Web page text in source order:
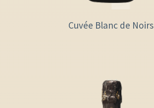
Cuvée Blanc de Noirs